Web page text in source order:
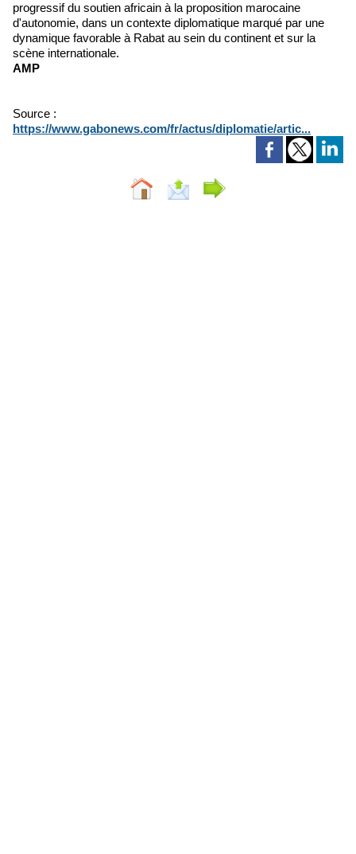
progressif du soutien africain à la proposition marocaine
d'autonomie, dans un contexte diplomatique marqué par une
dynamique favorable à Rabat au sein du continent et sur la
scène internationale.
AMP
Source :
https://www.gabonews.com/fr/actus/diplomatie/artic...